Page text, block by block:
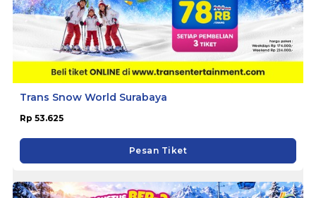
Trans Snow World Surabaya
Rp 53.625
Pesan Tiket